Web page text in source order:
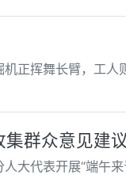
正挥舞长臂，工
集群众意见建
大代表开展“端午